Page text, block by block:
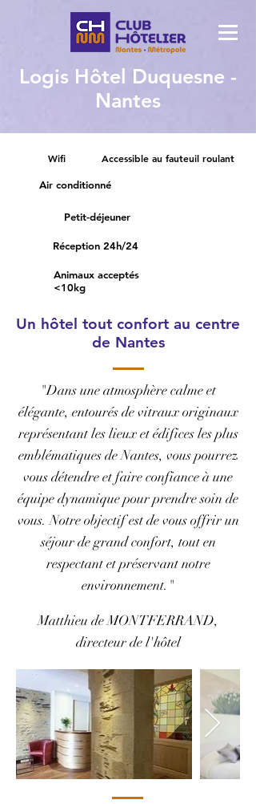
Logis Hôtel Duquesne -
Nantes
Wifi Accessible au fauteuil roulant
Air conditionné
Petit-déjeuner
Réception 24h/24
Animaux acceptés
<10kg
Un hôtel tout confort au centre
de Nantes
"Dans une atmosphère calme et
élégante, entourés de vitraux originaux
représentant les lieux et édifices les plus
emblématiques de Nantes, vous pourrez
vous détendre et faire confiance à une
équipe dynamique pour prendre soin de
vous. Notre objectif est de vous offrir un
séjour de grand confort, tout en
respectant et préservant notre
environnement."
Matthieu de MONTFERRAND,
directeur de l'hôtel